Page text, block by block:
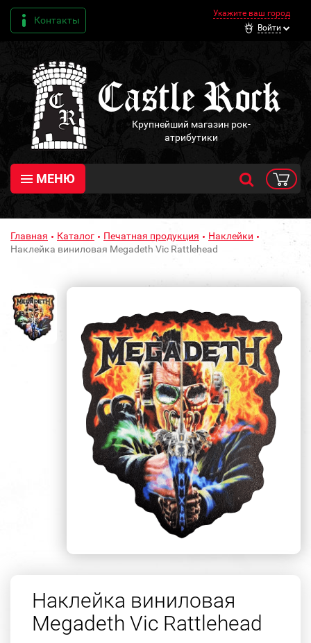
Контакты
Укажите ваш город
Войти
Крупнейший магазин рок-
атрибутики
МЕНЮ
Главная Каталог Печатная продукция
Наклейки
Наклейка виниловая Megadeth Vic Rattlehead
Наклейка виниловая
Megadeth Vic Rattlehead